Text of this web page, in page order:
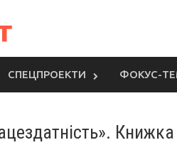
СПЕЦПРОЕКТИ ФОКУС-